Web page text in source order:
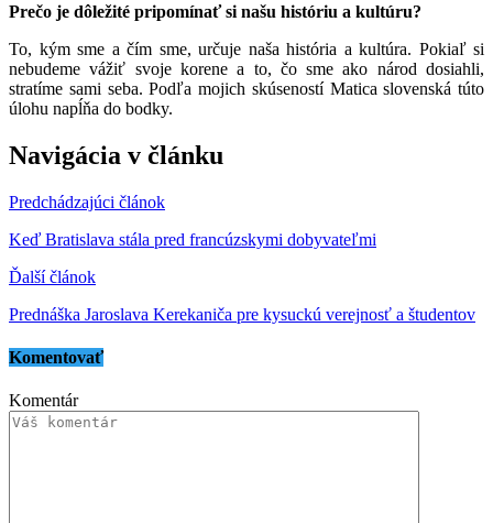
Prečo je dôležité pripomínať si našu históriu a kultúru?
To, kým sme a čím sme, určuje naša história a kultúra. Pokiaľ si
nebudeme vážiť svoje korene a to, čo sme ako národ dosiahli,
stratíme sami seba. Podľa mojich skúseností Matica slovenská túto
úlohu napĺňa do bodky.
Navigácia v článku
Predchádzajúci článok
Keď Bratislava stála pred francúzskymi dobyvateľmi
Ďalší článok
Prednáška Jaroslava Kerekaniča pre kysuckú verejnosť a študentov
Komentovať
Komentár